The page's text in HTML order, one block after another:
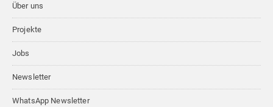
Über uns
Projekte
Jobs
Newsletter
WhatsApp Newsletter